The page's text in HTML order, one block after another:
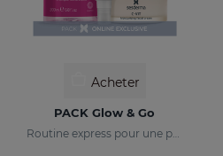
Acheter
PACK Glow & Go
Routine express pour une peau lumineuse et protégée